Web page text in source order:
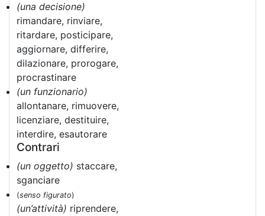
(una decisione)
rimandare, rinviare,
ritardare, posticipare,
aggiornare, differire,
dilazionare, prorogare,
procrastinare
(un funzionario)
allontanare, rimuovere,
licenziare, destituire,
interdire, esautorare
Contrari
(un oggetto) staccare,
sganciare
(senso figurato)
(un’attività) riprendere,